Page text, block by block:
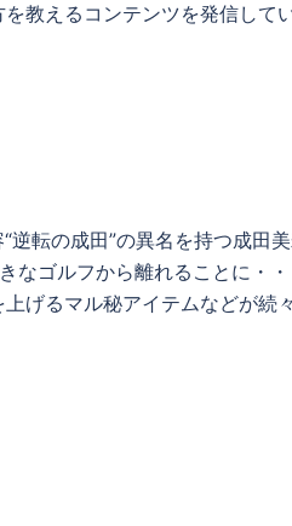
教えるコンテンツを発信してい
転の成田”の異名を持つ成田
ゴルフから離れることに・
げるマル秘アイテムなどが続